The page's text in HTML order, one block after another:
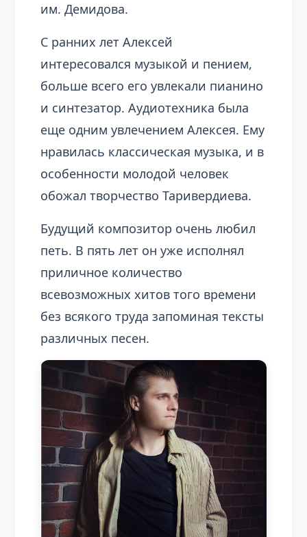
им. Демидова.
С ранних лет Алексей
интересовался музыкой и пением,
больше всего его увлекали пианино
и синтезатор. Аудиотехника была
еще одним увлечением Алексея. Ему
нравилась классическая музыка, и в
особенности молодой человек
обожал творчество Таривердиева.
Будущий композитор очень любил
петь. В пять лет он уже исполнял
приличное количество
всевозможных хитов того времени
без всякого труда запоминая тексты
различных песен.